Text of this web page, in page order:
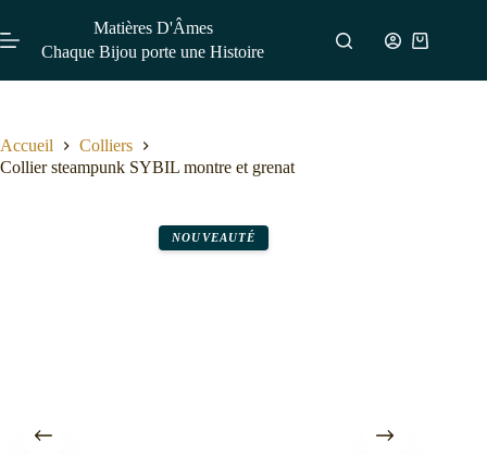
Matières D'Âmes
Chaque Bijou porte une Histoire
Accueil
Colliers
Collier steampunk SYBIL montre et grenat
NOUVEAUTÉ